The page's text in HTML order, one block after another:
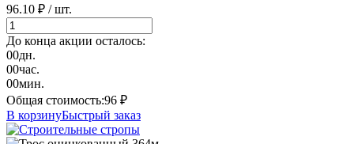
96.10 ₽ / шт.
До конца акции осталось:
00дн.
00час.
00мин.
Общая стоимость:96 ₽
В корзинуБыстрый заказ